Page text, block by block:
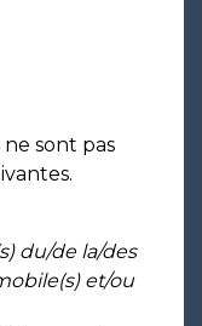
ne sont pas
du/de la/des
et/ou